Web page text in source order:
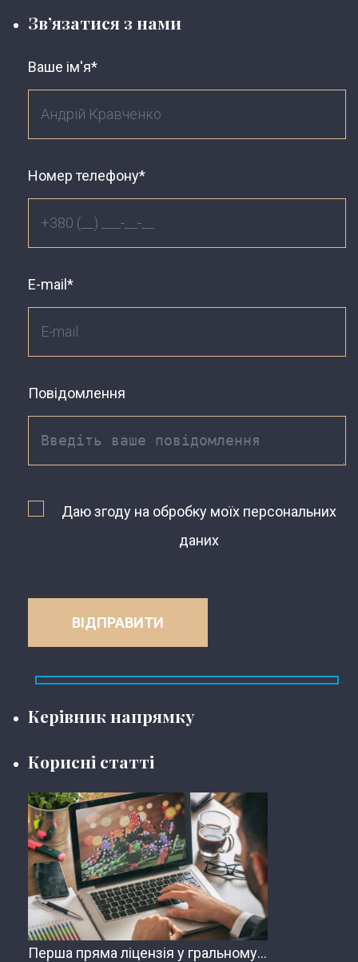
Зв’язатися з нами
Ваше ім'я*
Номер телефону*
E-mail*
Повідомлення
Даю згоду на обробку моїх персональних
даних
Керівник напрямку
Корисні статті
Перша пряма ліцензія у гральному…